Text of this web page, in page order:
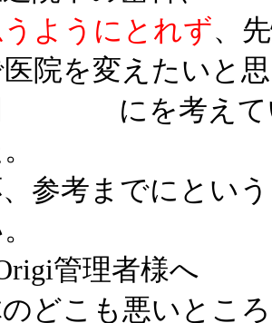
うようにとれず、
院を変えたいと
にを考えてい
参考までにとい
管理者様へ
どこも悪いとこ